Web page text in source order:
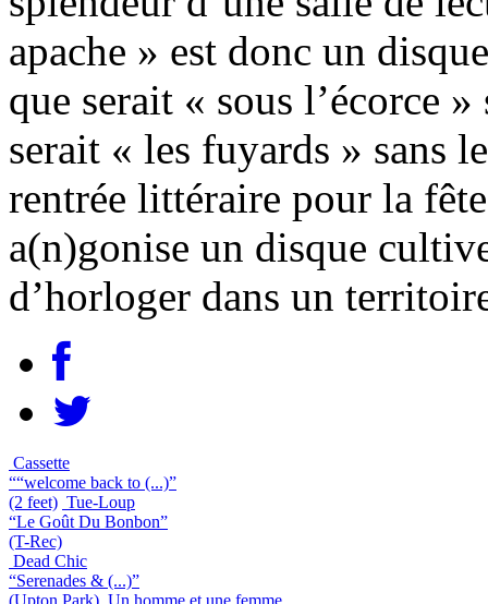
apache » est donc un
que serait « sous l’écorce
serait « les fuyards » sans
rentrée littéraire pour la
a(n)gonise un disque
d’horloger dans un
Cassette
““welcome back to (...)”
(2 feet) Tue-Loup
“Le Goût Du Bonbon”
(T-Rec)
Dead Chic
“Serenades & (...)”
(Upton Park) Un homme et une femme